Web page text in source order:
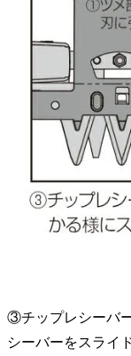
③チップレシーバ
シーバーをスライ